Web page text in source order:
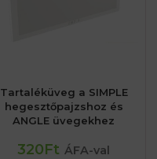
Tartaléküveg a SIMPLE
hegesztőpajzshoz és
ANGLE üvegekhez
320Ft ÁFA-val